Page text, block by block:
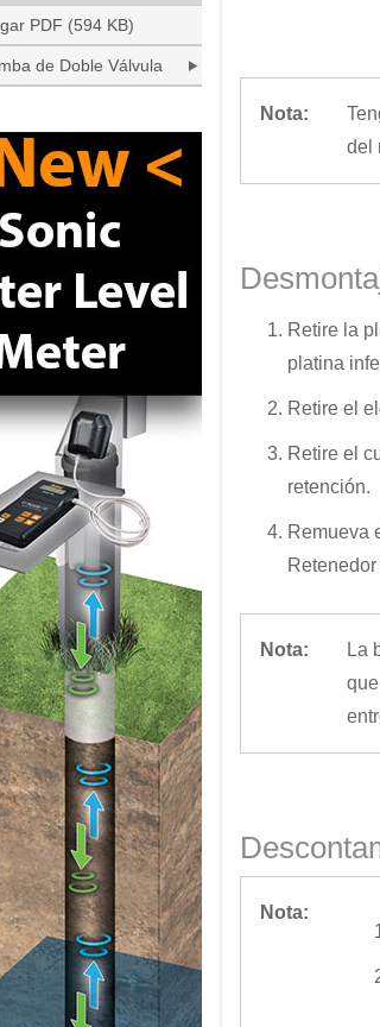
Nota:
del
Retire la
platina
Retire el
Retire el
retención.
Remueva
Nota:
La
Nota:
PDF (594 KB)
de Doble Válvula